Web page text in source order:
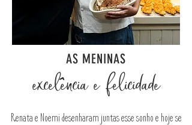
AS MENINAS
excelência e felicidade
^
Renata e Noemi desenharam juntas esse sonho e hoje se